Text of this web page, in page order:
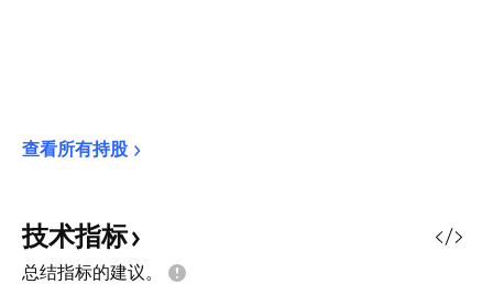
查看所有持股
技术指标
总结指标的建议。